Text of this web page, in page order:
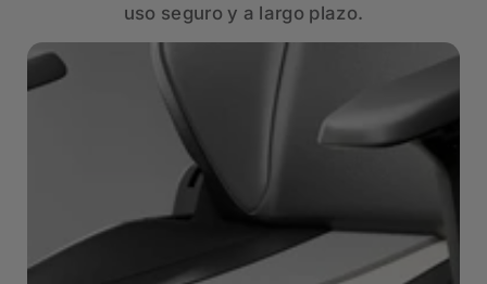
uso seguro y a largo plazo.